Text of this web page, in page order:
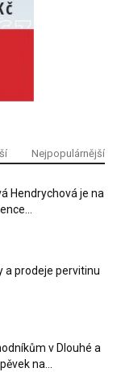
Nejpopulárnější
Hendrychová je na
a prodeje pervitinu
v Dlouhé a
na...